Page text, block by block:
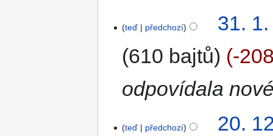
teď předchozí
31.
610 bajtů
-
odpovídala
teď předchozí
20.